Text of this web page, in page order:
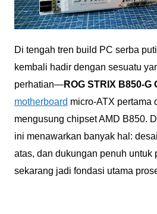
Di tengah tren build PC serba
kembali hadir dengan sesuatu
perhatian—ROG STRIX B850-G
motherboard micro-ATX pertama
mengusung chipset AMD B850.
ini menawarkan banyak hal:
atas, dan dukungan penuh untuk
sekarang jadi fondasi utama